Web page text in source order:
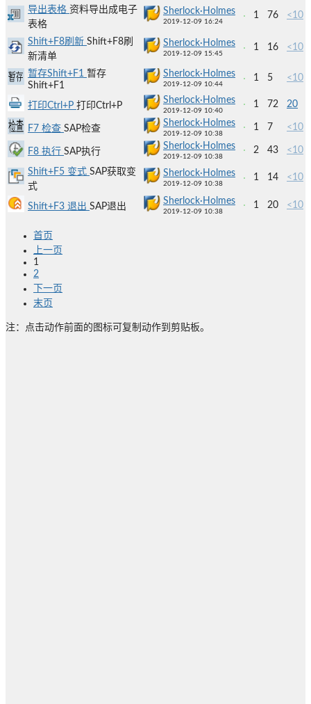
导出表格 资料导出成电子
表格
Sherlock·Holmes
2019-12-09 16:24
1 76 <10
Shift+F8刷新 Shift+F8刷
新清单
Sherlock·Holmes
2019-12-09 15:45
1 16 <10
暂存Shift+F1 暂存
Shift+F1
Sherlock·Holmes
2019-12-09 10:44
1 5 <10
打印Ctrl+P 打印Ctrl+P
Sherlock·Holmes
2019-12-09 10:40
1 72 20
F7 检查 SAP检查
Sherlock·Holmes
2019-12-09 10:38
1 7 <10
F8 执行 SAP执行
Sherlock·Holmes
2019-12-09 10:38
2 43 <10
Shift+F5 变式 SAP获取变
式
Sherlock·Holmes
2019-12-09 10:38
1 14 <10
Shift+F3 退出 SAP退出
Sherlock·Holmes
2019-12-09 10:38
1 20 <10
首页
上一页
1
2
下一页
末页
注：点击动作前面的图标可复制动作到剪贴板。